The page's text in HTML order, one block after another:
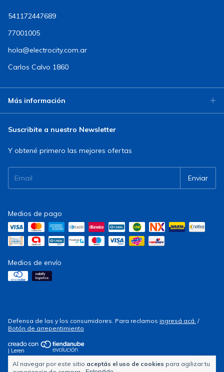
Al navegar por este sitio aceptás el uso de cookies para agilizar tu
541172447689
77001005
hola@electrocity.com.ar
Carlos Calvo 1860
Más información
Suscribite a nuestro Newsletter
Y obtené primero las mejores ofertas
Medios de pago
Medios de envío
Defensa de las y los consumidores. Para reclamos ingresá acá. /
Botón de arrepentimiento
| Leren
Copyright Electrocity - 2026. Todos los derechos reservados.